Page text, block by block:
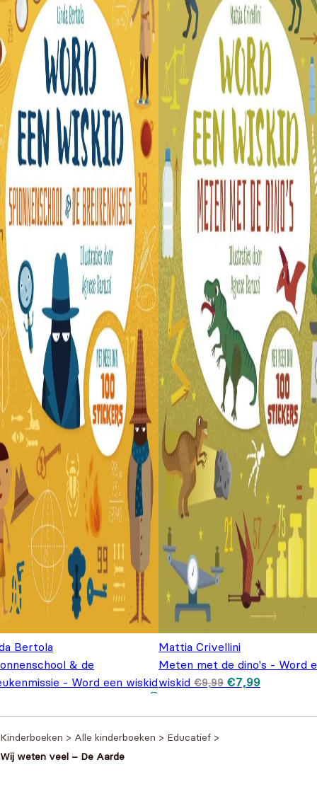
Bertola
& de
- Word een wiskid
Mattia Crivellini
Meten met de dino's - Word
wiskid €9,99 Oorspronkelijke
prijs was:
€7,99Huidige
is: €7,99.
Kinderboeken > Alle kinderboeken > Educatief >
Wij weten veel – De Aarde